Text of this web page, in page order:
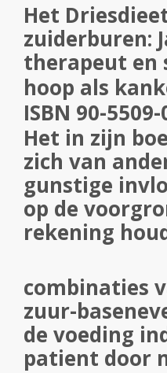
Het
zuiderburen:
therapeut en
hoop als
ISBN 90-
Het in zijn
zich van
gunstige
op de
rekening
combinaties
zuur-
de voeding
patient door